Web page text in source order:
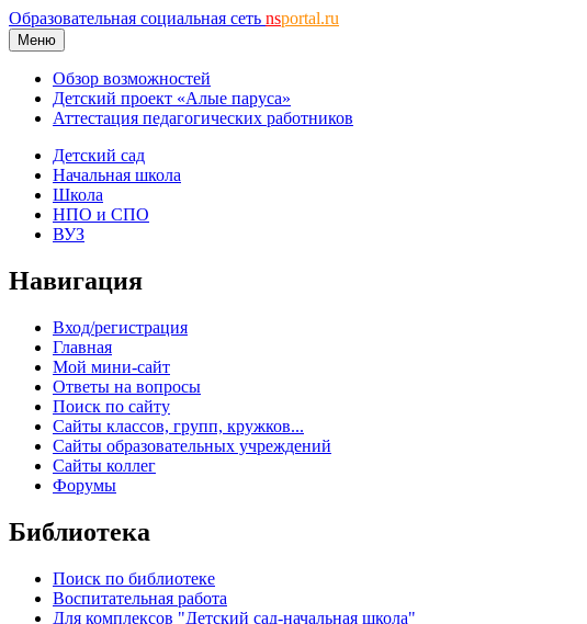
Образовательная социальная сеть nsportal.ru
Меню
Обзор возможностей
Детский проект «Алые паруса»
Аттестация педагогических работников
Детский сад
Начальная школа
Школа
НПО и СПО
ВУЗ
Навигация
Вход/регистрация
Главная
Мой мини-сайт
Ответы на вопросы
Поиск по сайту
Сайты классов, групп, кружков...
Сайты образовательных учреждений
Сайты коллег
Форумы
Библиотека
Поиск по библиотеке
Воспитательная работа
Для комплексов "Детский сад-начальная школа"